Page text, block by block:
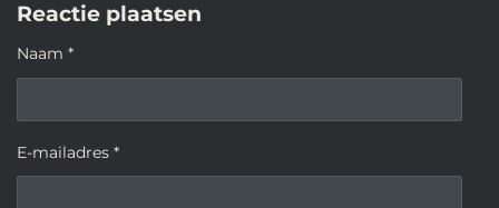
Reactie plaatsen
Naam *
E-mailadres *